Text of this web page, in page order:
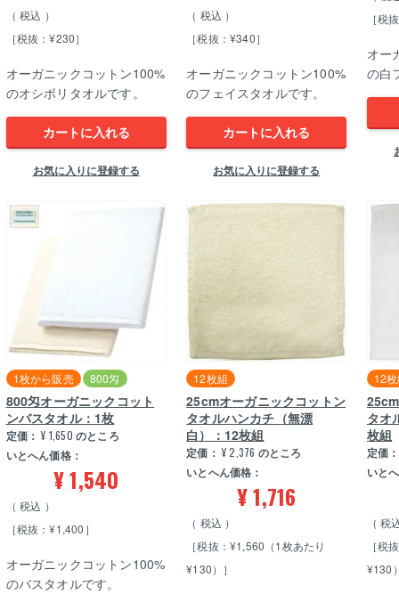
税込
［税抜：¥230］
オーガニックコットン100%
のオシボリタオルです。
カートに入れる
お気に入りに登録する
税込
［税抜：¥340］
オーガニックコットン100%
のフェイスタオルです。
カートに入れる
お気に入りに登録する
［税
オー
の白
1枚から販売 800匁
800匁オーガニックコット
ンバスタオル：1枚
定価： ¥ 1,650 のところ
いとへん価格：
¥1,540
税込
［税抜：¥1,400］
オーガニックコットン100%
のバスタオルです。
12枚組
25cmオーガニックコットン
タオルハンカチ（無漂
白）：12枚組
定価： ¥ 2,376 のところ
いとへん価格：
¥1,716
税込
［税抜：¥1,560（1枚あたり
¥130）］
12
タオ
枚組
定価：
いと
税
［税
¥130